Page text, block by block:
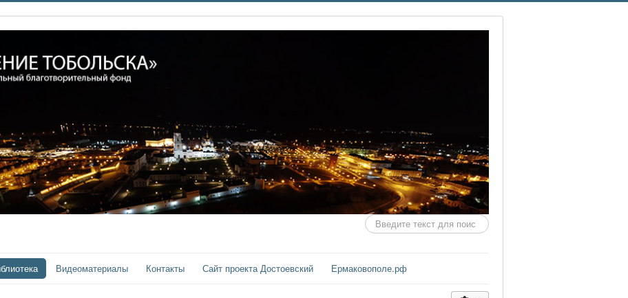
Искать...
Видеоматериалы Контакты Сайт проекта Достоевский Ермаковополе.рф